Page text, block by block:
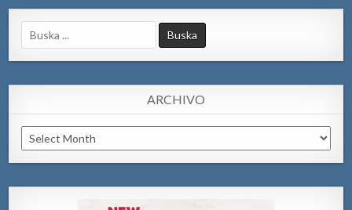
Search
for:
ARCHIVO
Archivo